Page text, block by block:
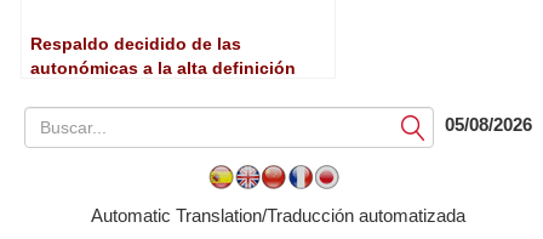
Respaldo decidido de las
autonómicas a la alta definición
Submit05/08/2026
Automatic Translation/Traducción automatizada